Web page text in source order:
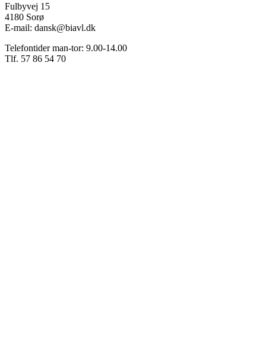
Fulbyvej 15
4180 Sorø
E-mail: dansk@biavl.dk
Telefontider man-tor: 9.00-14.00
Tlf. 57 86 54 70